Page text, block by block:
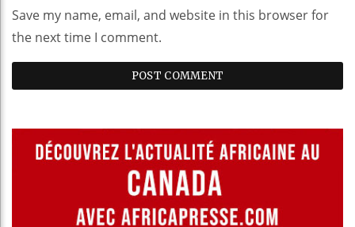
Save my name, email, and website in this browser for
the next time I comment.